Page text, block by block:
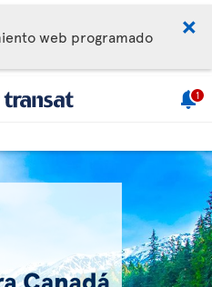
web programado
1